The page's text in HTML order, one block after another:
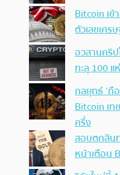
Bitcoin เข้
ตัวเลขเศร
อวสานคริ
ทะลุ 100
กลยุทธ์ ‘ถื
Bitcoin เท
ครึ่ง
สอบตกสิน
หน้าเตือน